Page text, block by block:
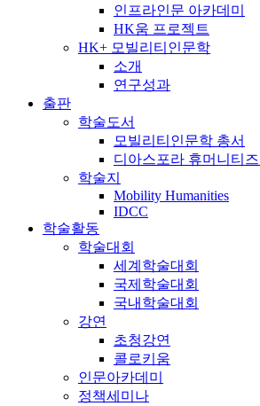
인프라인문 아카데미
HK움 프로젝트
HK+ 모빌리티인문학
소개
연구성과
출판
학술도서
모빌리티인문학 총서
디아스포라 휴머니티즈
학술지
Mobility Humanities
IDCC
학술활동
학술대회
세계학술대회
국제학술대회
국내학술대회
강연
초청강연
콜로키움
인문아카데미
정책세미나